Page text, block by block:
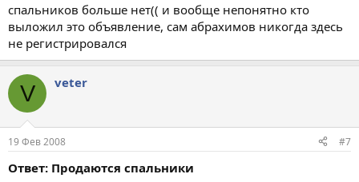
спальников больше нет(( и вообще непонятно кто
выложил это объявление, сам абрахимов никогда здесь
не регистрировался
V veter
19 Фев 2008 #7
Ответ: Продаются спальники